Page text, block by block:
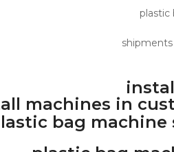
machines in